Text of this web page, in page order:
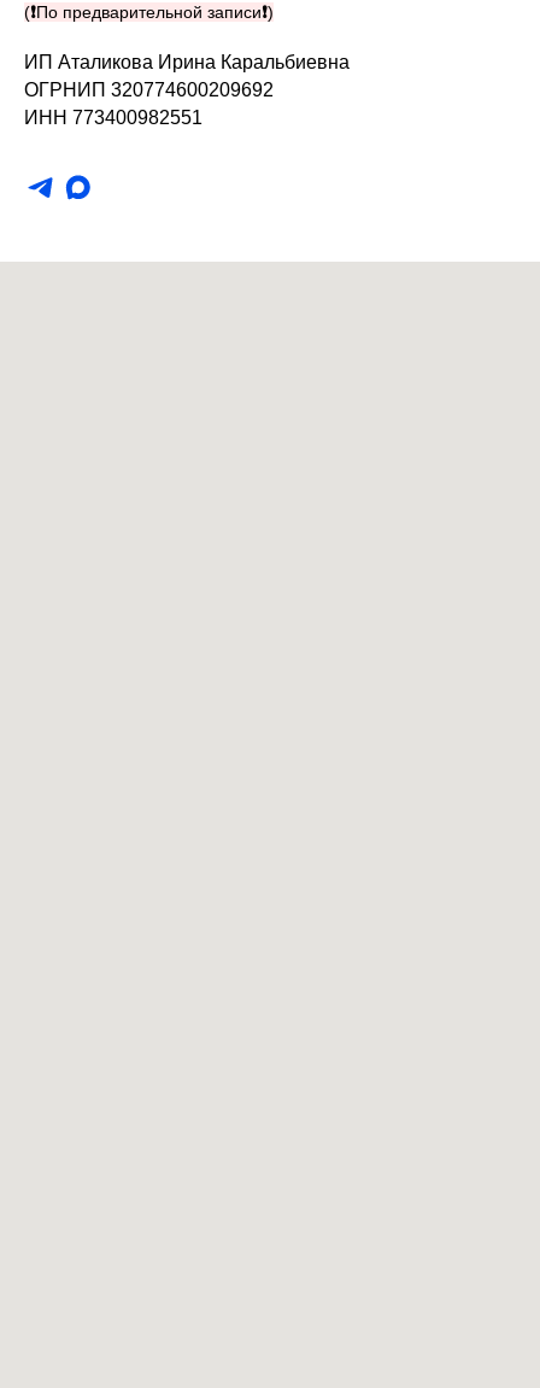
(❗По предварительной записи❗)
ИП Аталикова Ирина Каральбиевна
ОГРНИП 320774600209692
ИНН 773400982551